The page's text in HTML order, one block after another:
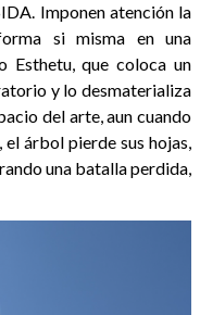
Imponen atención la
si misma en una
Esthetu, que coloca un
y lo desmaterializa
del arte, aun cuando
árbol pierde sus hojas,
una batalla perdida,